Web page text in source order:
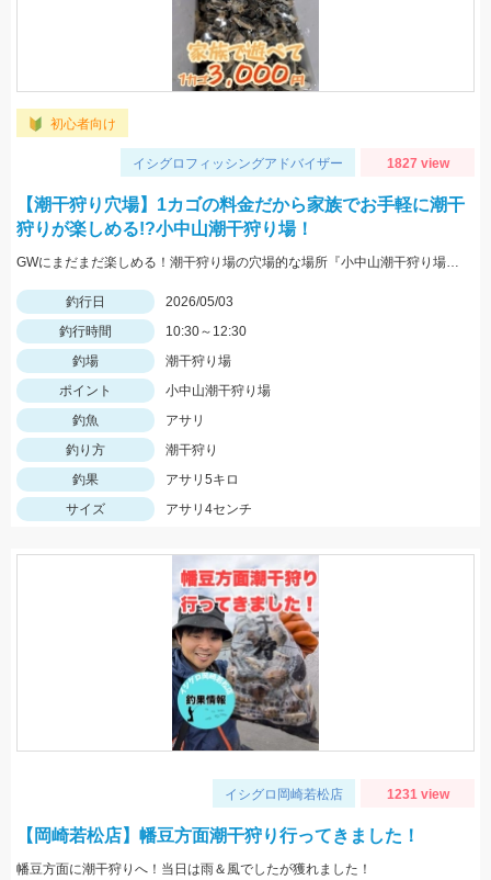
初心者向け
イシグロフィッシングアドバイザー 1827 view
【潮干狩り穴場】1カゴの料金だから家族でお手軽に潮干
狩りが楽しめる!?小中山潮干狩り場！
GWにまだまだ楽しめる！潮干狩り場の穴場的な場所『小中山潮干狩り場』！ 1カゴ3000円だからみんなで掘って楽しめる！
釣行日
2026/05/03
釣行時間
10:30～12:30
釣場
潮干狩り場
ポイント
小中山潮干狩り場
釣魚
アサリ
釣り方
潮干狩り
釣果
アサリ5キロ
サイズ
アサリ4センチ
イシグロ岡崎若松店 1231 view
【岡崎若松店】幡豆方面潮干狩り行ってきました！
幡豆方面に潮干狩りへ！当日は雨＆風でしたが獲れました！